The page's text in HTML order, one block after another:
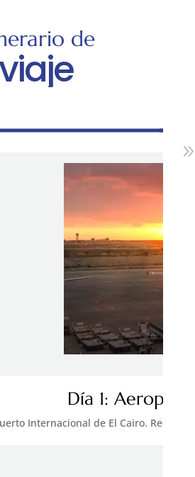
de
Día 1:
Internacional de El Cairo.